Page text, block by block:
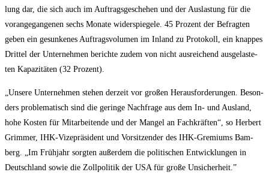
lung dar, die sich auch im Auf­trags­ge­sche­hen und der Aus­las­tung für die
vor­an­ge­gan­ge­nen sechs Mona­te wider­spie­ge­le. 45 Pro­zent der Befrag­ten
geben ein gesun­ke­nes Auf­trags­vo­lu­men im Inland zu Pro­to­koll, ein knap­pes
Drit­tel der Unter­neh­men berich­te zudem von nicht aus­rei­chend aus­ge­las­te­
ten Kapa­zi­tä­ten (32 Prozent).
„Unse­re Unter­neh­men ste­hen der­zeit vor gro­ßen Her­aus­for­de­run­gen. Beson­
ders pro­ble­ma­tisch sind die gerin­ge Nach­fra­ge aus dem In- und Aus­land,
hohe Kos­ten für Mit­ar­bei­ten­de und der Man­gel an Fach­kräf­ten“, so Her­bert
Grim­mer, IHK-Vize­prä­si­dent und Vor­sit­zen­der des IHK-Gre­mi­ums Bam­
berg. „Im Früh­jahr sorg­ten außer­dem die poli­ti­schen Ent­wick­lun­gen in
Deutsch­land sowie die Zoll­po­li­tik der USA für gro­ße Unsicherheit.”